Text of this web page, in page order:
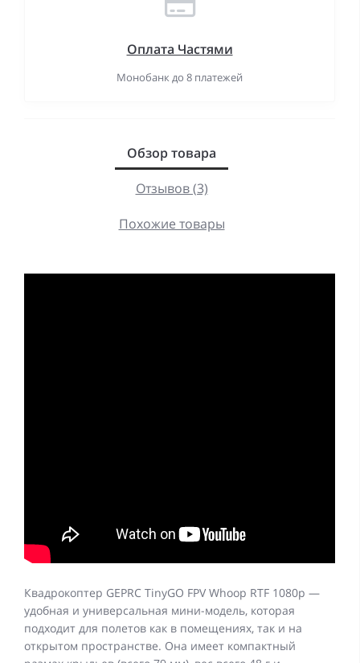
Оплата Частями
Монобанк до 8 платежей
Обзор товара
Отзывов (3)
Похожие товары
Квадрокоптер GEPRC TinyGO FPV Whoop RTF 1080p —
удобная и универсальная мини-модель, которая
подходит для полетов как в помещениях, так и на
открытом пространстве. Она имеет компактный